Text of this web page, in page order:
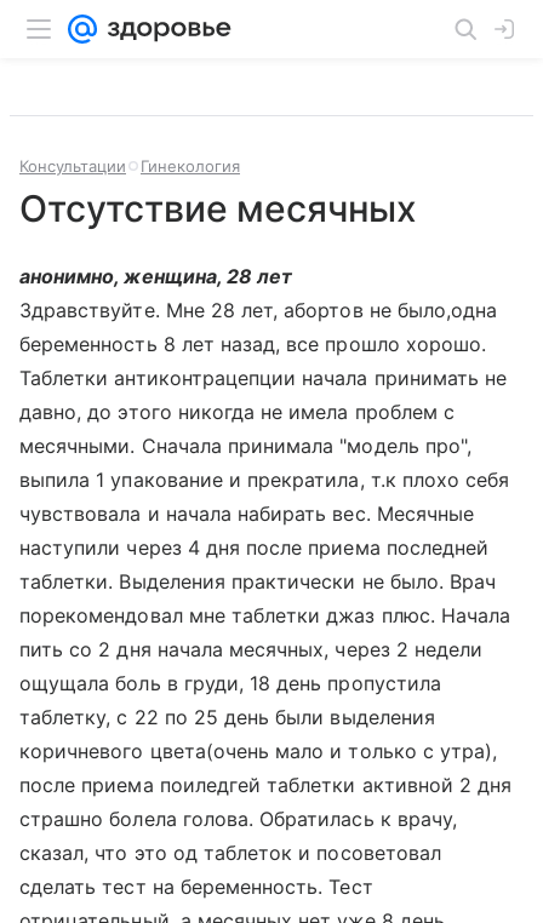
Консультации Гинекология
Отсутствие месячных
анонимно, женщина, 28 лет
Здравствуйте. Мне 28 лет, абортов не было,одна
беременность 8 лет назад, все прошло хорошо.
Таблетки антиконтрацепции начала принимать не
давно, до этого никогда не имела проблем с
месячными. Сначала принимала "модель про",
выпила 1 упакование и прекратила, т.к плохо себя
чувствовала и начала набирать вес. Месячные
наступили через 4 дня после приема последней
таблетки. Выделения практически не было. Врач
порекомендовал мне таблетки джаз плюс. Начала
пить со 2 дня начала месячных, через 2 недели
ощущала боль в груди, 18 день пропустила
таблетку, с 22 по 25 день были выделения
коричневого цвета(очень мало и только с утра),
после приема поиледгей таблетки активной 2 дня
страшно болела голова. Обратилась к врачу,
сказал, что это од таблеток и посоветовал
сделать тест на беременность. Тест